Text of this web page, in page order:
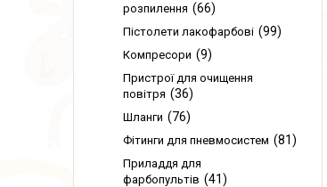
розпилення
66
Пістолети лакофарбові 99
Компресори 9
Пристрої для очищення
повітря
36
Шланги 76
Фітинги для пневмосистем 81
Приладдя для
фарбопультів
41